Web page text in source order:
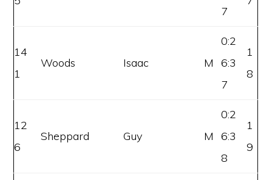
7
14
1
Woods Isaac M
0:2
6:3
7
1
8
12
6
Sheppard Guy M
0:2
6:3
8
1
9